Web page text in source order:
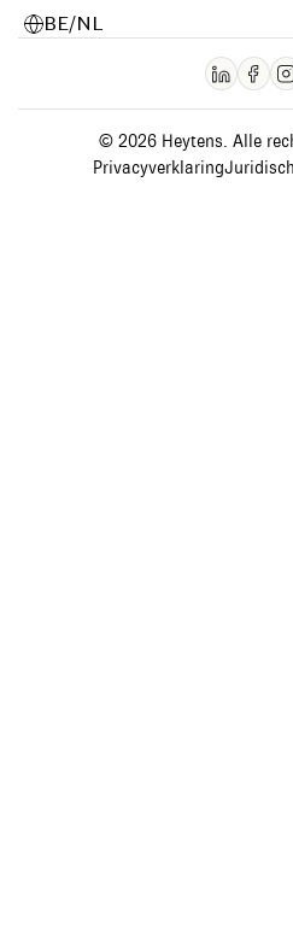
BE/NL
© 2026 Heytens. Alle
Privacyverklaring